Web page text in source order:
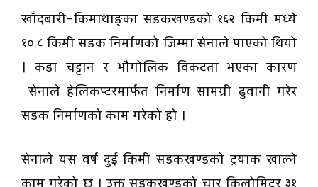
खाँदबारी–किमाथाङ्का सडकखण्डको १६२ किमी मध्ये
१०.८ किमी सडक निर्माणको जिम्मा सेनाले पाएको थियो
। कडा चट्टान र भौगोलिक विकटता भएका कारण
सेनाले हेलिकप्टरमार्फत निर्माण सामग्री ढुवानी गरेर
सडक निर्माणको काम गरेको हो ।
सेनाले यस वर्ष दुई किमी सडकखण्डको ट्रयाक खाल्ने